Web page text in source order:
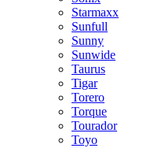
Starmaxx
Sunfull
Sunny
Sunwide
Taurus
Tigar
Torero
Torque
Tourador
Toyo